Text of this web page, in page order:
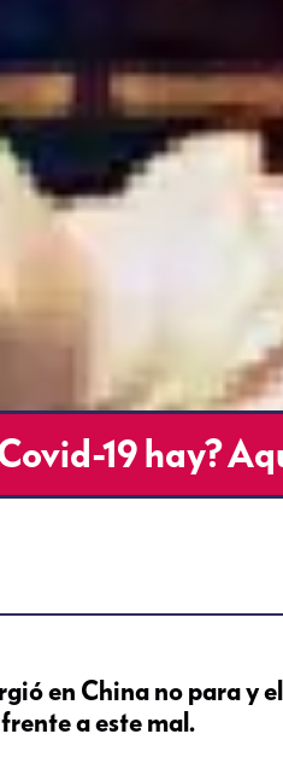
19 hay?
en China no para y
a este mal.